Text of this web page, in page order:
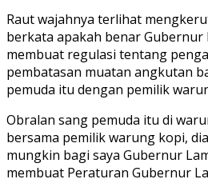
Raut wajahnya terlihat
berkata apakah benar Gubernur
membuat regulasi tentang
pembatasan muatan angkutan
pemuda itu dengan pemilik
Obralan sang pemuda itu di
bersama pemilik warung kopi,
mungkin bagi saya Gubernur
membuat Peraturan Gubernur